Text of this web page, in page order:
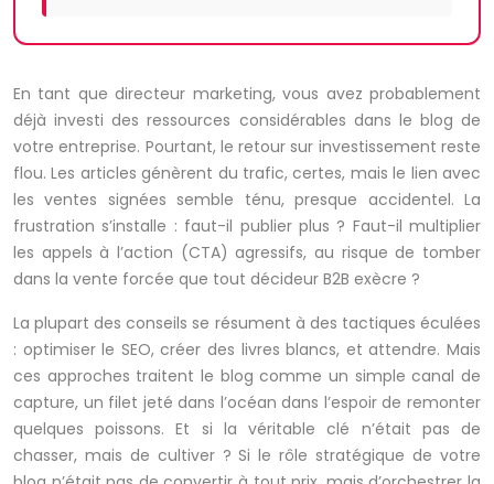
En tant que directeur marketing, vous avez probablement
déjà investi des ressources considérables dans le blog de
votre entreprise. Pourtant, le retour sur investissement reste
flou. Les articles génèrent du trafic, certes, mais le lien avec
les ventes signées semble ténu, presque accidentel. La
frustration s’installe : faut-il publier plus ? Faut-il multiplier
les appels à l’action (CTA) agressifs, au risque de tomber
dans la vente forcée que tout décideur B2B exècre ?
La plupart des conseils se résument à des tactiques éculées
: optimiser le SEO, créer des livres blancs, et attendre. Mais
ces approches traitent le blog comme un simple canal de
capture, un filet jeté dans l’océan dans l’espoir de remonter
quelques poissons. Et si la véritable clé n’était pas de
chasser, mais de cultiver ? Si le rôle stratégique de votre